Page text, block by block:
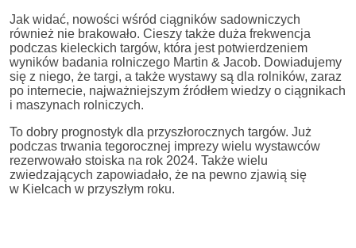
Jak widać, nowości wśród ciągników sadowniczych
również nie brakowało. Cieszy także duża frekwencja
podczas kieleckich targów, która jest potwierdzeniem
wyników badania rolniczego Martin & Jacob. Dowiadujemy
się z niego, że targi, a także wystawy są dla rolników, zaraz
po internecie, najważniejszym źródłem wiedzy o ciągnikach
i maszynach rolniczych.
To dobry prognostyk dla przyszłorocznych targów. Już
podczas trwania tegorocznej imprezy wielu wystawców
rezerwowało stoiska na rok 2024. Także wielu
zwiedzających zapowiadało, że na pewno zjawią się
w Kielcach w przyszłym roku.